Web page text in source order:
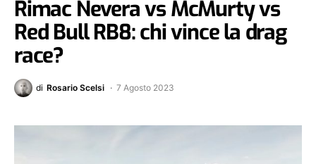
Rimac Nevera vs McMurty vs
Red Bull RB8: chi vince la drag
race?
di Rosario Scelsi 7 Agosto 2023